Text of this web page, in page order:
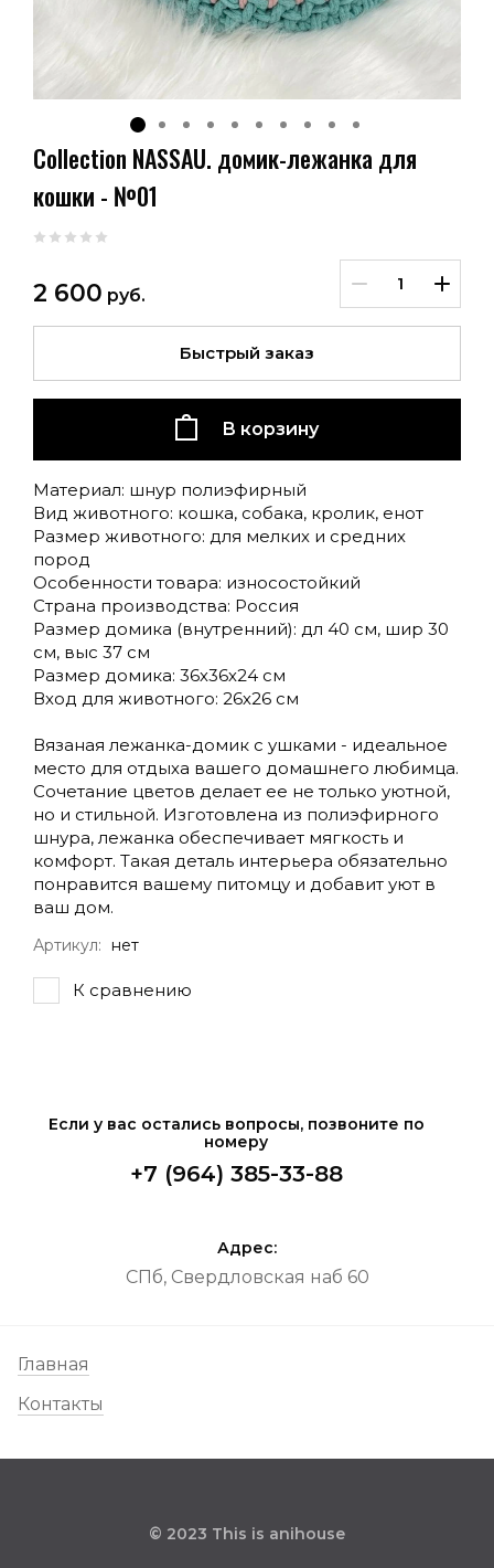
Collection NASSAU. домик-лежанка для
кошки - №01
2 600 руб.
В корзину
Быстрый заказ
Материал: шнур полиэфирный
Вид животного: кошка, собака, кролик, енот
Размер животного: для мелких и средних
пород
Особенности товара: износостойкий
Страна производства: Россия
Размер домика (внутренний): дл 40 см, шир 30
см, выс 37 см
Размер домика: 36х36х24 см
Вход для животного: 26х26 см
Вязаная лежанка-домик с ушками - идеальное
место для отдыха вашего домашнего любимца.
Сочетание цветов делает ее не только уютной,
но и стильной. Изготовлена из полиэфирного
шнура, лежанка обеспечивает мягкость и
комфорт. Такая деталь интерьера обязательно
понравится вашему питомцу и добавит уют в
ваш дом.
Артикул: нет
К сравнению
Главная
Контакты
Если у вас остались вопросы, позвоните по
номеру
+7 (964) 385-33-88
Адрес:
СПб, Свердловская наб 60
© 2023 This is anihouse